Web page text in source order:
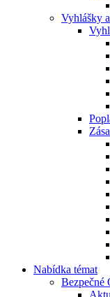
Vyhlášky
Nabídka témat
Bezpečné